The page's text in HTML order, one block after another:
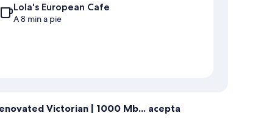
Lola's European Cafe
A 8 min a pie
Victorian | 1000 Mb... acepta